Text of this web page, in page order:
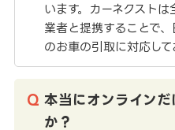
います。カーネクスト
業者と提携することで
のお車の引取に対応して
本当にオンライン
か？